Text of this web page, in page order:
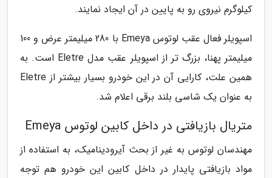
کیلوگرم نیروی رو به پایین در آن ایجاد نمایند.
اسپویلر فعال عقب لوتوس Emeya با 280 میلیمتر عرض و 100
میلیمتر پهنا، بزرگ تر از اسپویلر عقب مدل Eletre است. به
همین علت، کارایی آن در این خودرو بسیار بیشتر از Eletre
به عنوان یک شاسی بلند برقی اعلام شد.
متریال بازیافتی در داخل کابین لوتوس Emeya
مهندسان لوتوس به غیر از بحث آیرودینامیک، به استفاده از
مواد بازیافتی پایدار در داخل کابین این خودرو هم توجه